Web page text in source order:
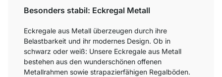
Besonders stabil: Eckregal Metall
Eckregale aus Metall überzeugen durch ihre
Belastbarkeit und ihr modernes Design. Ob in
schwarz oder weiß: Unsere Eckregale aus Metall
bestehen aus den wunderschönen offenen
Metallrahmen sowie strapazierfähigen Regalböden.